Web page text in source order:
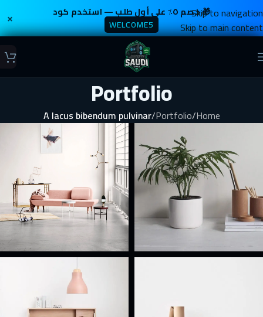
🎁 خصم ٥٪ على أول طلب — استخدم كود
WELCOME5
×
Skip to navigation
Skip to main content
Portfolio
Home
/
Portfolio
/
A lacus bibendum pulvinar